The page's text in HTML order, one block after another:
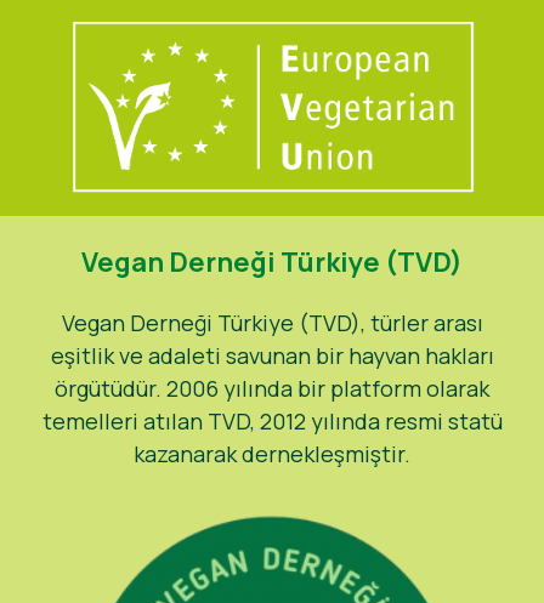
Vegan Derneği Türkiye (TVD)
Vegan Derneği Türkiye (TVD), türler arası
eşitlik ve adaleti savunan bir hayvan hakları
örgütüdür. 2006 yılında bir platform olarak
temelleri atılan TVD, 2012 yılında resmi statü
kazanarak dernekleşmiştir.